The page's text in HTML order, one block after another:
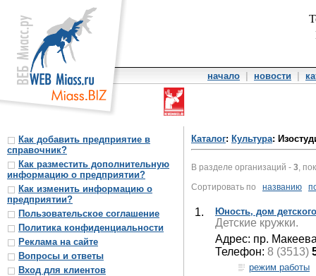
начало новости
Как добавить предприятие в
справочник?
Как разместить дополнительную
информацию о предприятии?
Как изменить информацию о
предприятии?
Пользовательское соглашение
Политика конфиденциальности
Реклама на сайте
Вопросы и ответы
Вход для клиентов
Каталог: Культура:
В разделе организаций - 3 ,
Сортировать по названию
1. Юность, дом
Детские кружки.
Адрес: пр.
Телефон: 8 (3513)
режим работы